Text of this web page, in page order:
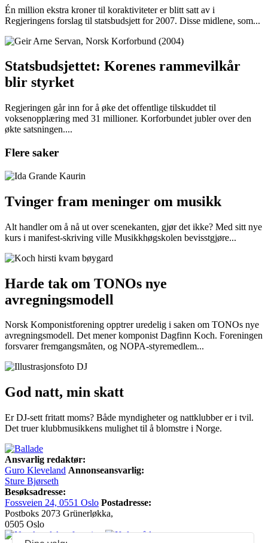
Én million ekstra kroner til koraktiviteter er blitt satt av i
Regjeringens forslag til statsbudsjett for 2007. Disse midlene, som...
Statsbudsjettet: Korenes rammevilkår
blir styrket
Regjeringen går inn for å øke det offentlige tilskuddet til
voksenopplæring med 31 millioner. Korforbundet jubler over den
økte satsningen....
Flere saker
Tvinger fram meninger om musikk
Alt handler om å nå ut over scenekanten, gjør det ikke? Med sitt nye
kurs i manifest-skriving ville Musikkhøgskolen bevisstgjøre...
Harde tak om TONOs nye
avregningsmodell
Norsk Komponistforening opptrer uredelig i saken om TONOs nye
avregningsmodell. Det mener komponist Dagfinn Koch. Foreningen
forsvarer fremgangsmåten, og NOPA-styremedlem...
God natt, min skatt
Er DJ-sett fritatt moms? Både myndigheter og nattklubber er i tvil.
Det truer klubbmusikkens mulighet til å blomstre i Norge.
Ansvarlig redaktør:
Guro Kleveland Annonseansvarlig:
Sture Bjørseth
Besøksadresse:
Fossveien 24, 0551 Oslo Postadresse:
Postboks 2073 Grünerløkka,
0505 Oslo